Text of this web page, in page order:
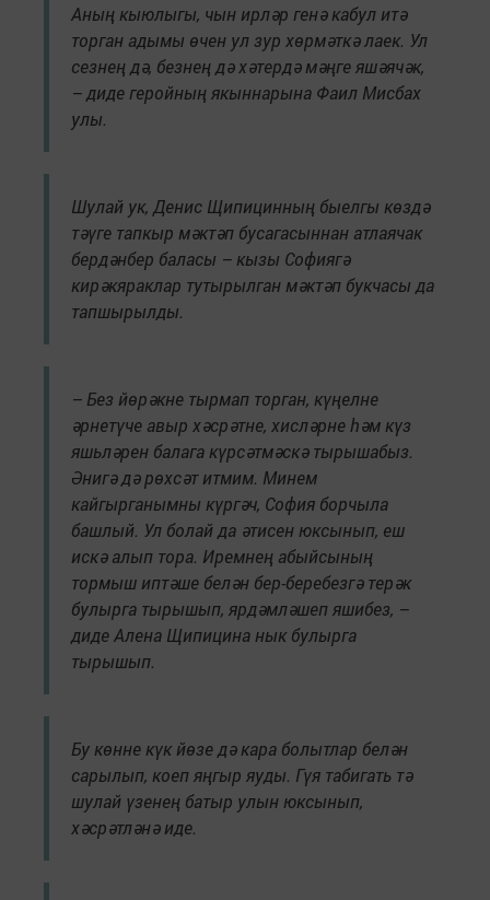
Аның кыюлыгы, чын ирләр генә кабул итә
торган адымы өчен ул зур хөрмәткә лаек. Ул
сезнең дә, безнең дә хәтердә мәңге яшәячәк,
– диде геройның якыннарына Фаил Мисбах
улы.
Шулай ук, Денис Щипицинның быелгы көздә
тәүге тапкыр мәктәп бусагасыннан атлаячак
бердәнбер баласы – кызы Софиягә
кирәкяраклар тутырылган мәктәп букчасы да
тапшырылды.
– Без йөрәкне тырмап торган, күңелне
әрнетүче авыр хәсрәтне, хисләрне һәм күз
яшьләрен балага күрсәтмәскә тырышабыз.
Әнигә дә рөхсәт итмим. Минем
кайгырганымны күргәч, София борчыла
башлый. Ул болай да әтисен юксынып, еш
искә алып тора. Иремнең абыйсының
тормыш иптәше белән бер-беребезгә терәк
булырга тырышып, ярдәмләшеп яшибез, –
диде Алена Щипицина нык булырга
тырышып.
Бу көнне күк йөзе дә кара болытлар белән
сарылып, коеп яңгыр яуды. Гүя табигать тә
шулай үзенең батыр улын юксынып,
хәсрәтләнә иде.